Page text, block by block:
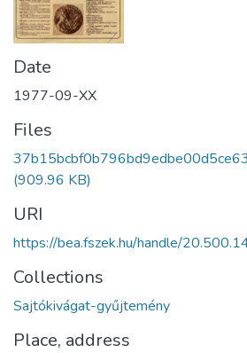
Date
1977-09-XX
Files
(909.96 KB)
URI
https://bea.fszek.hu/handle/
Collections
Sajtókivágat-gyűjtemény
Place, address